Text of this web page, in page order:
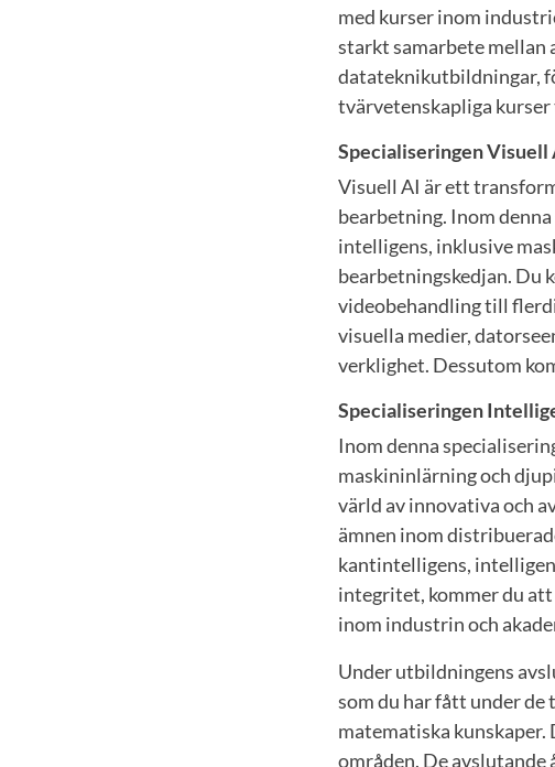
med kurser inom
starkt samarbete
datateknikutbildningar,
tvärvetenskapliga
Specialiseringen Visuell
Visuell AI är ett
bearbetning. Inom
intelligens, inklusive
bearbetningskedjan. Du
videobehandling till
visuella medier,
verklighet. Dessutom
Specialiseringen
Inom denna
maskininlärning och
värld av innovativa och
ämnen inom
kantintelligens,
integritet, kommer du att
inom industrin och
Under utbildningens
som du har fått under de
matematiska kunskaper.
områden. De avslutande